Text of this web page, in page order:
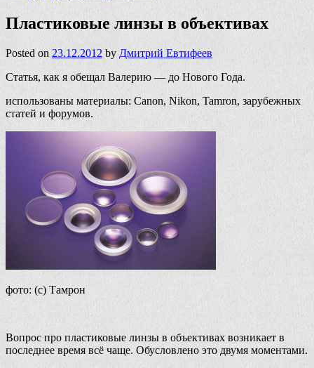
Пластиковые линзы в объективах
Posted on 23.12.2012 by Дмитрий Евтифеев
Статья, как я обещал Валерию — до Нового Года.
использованы материалы: Canon, Nikon, Tamron, зарубежных
статей и форумов.
фото: (с) Тамрон
Вопрос про пластиковые линзы в объективах возникает в
последнее время всё чаще. Обусловлено это двумя моментами.